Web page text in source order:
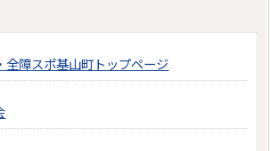
全障スポ基山町トップページ